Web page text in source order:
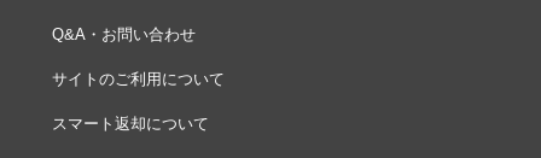
Q&A・お問い合わせ
サイトのご利用について
スマート返却について